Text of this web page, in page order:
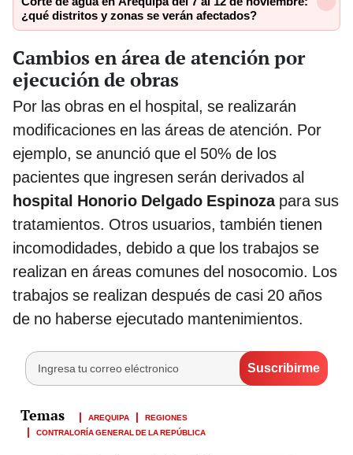
¿qué distritos y zonas se verán afectados?
Cambios en área de atención por
ejecución de obras
Por las obras en el hospital, se realizarán
modificaciones en las áreas de atención. Por
ejemplo, se anunció que el 50% de los
pacientes que ingresen serán derivados al
hospital Honorio Delgado Espinozapara sus
tratamientos. Otros usuarios, también tienen
incomodidades, debido a que los trabajos se
realizan en áreas comunes del nosocomio. Los
trabajos se realizan después de casi 20 años
de no haberse ejecutado mantenimientos.
AREQUIPA
REGIONES
CONTRALORÍA GENERAL DE LA REPÚBLICA